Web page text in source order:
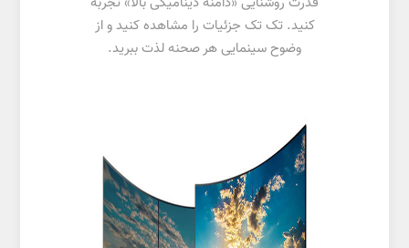
کنید. تک تک جزئیات را مشاهده کنید و از
وضوح سینمایی هر صحنه لذت ببرید.